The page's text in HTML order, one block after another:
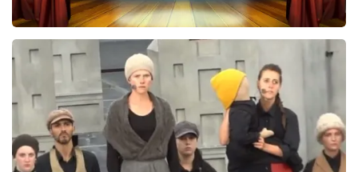
40 45 De Musical
2588+reviews
BEKIJKEN